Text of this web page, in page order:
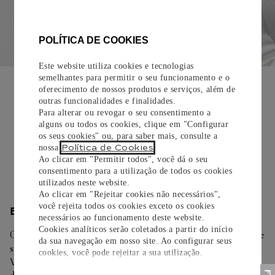
POLÍTICA DE COOKIES
Este website utiliza cookies e tecnologias
semelhantes para permitir o seu funcionamento e o
oferecimento de nossos produtos e serviços, além de
outras funcionalidades e finalidades.
Para alterar ou revogar o seu consentimento a
alguns ou todos os cookies, clique em "Configurar
os seus cookies" ou, para saber mais, consulte a
nossa Política de Cookies
Ao clicar em "Permitir todos", você dá o seu
consentimento para a utilização de todos os cookies
utilizados neste website.
Ao clicar em "Rejeitar cookies não necessários",
você rejeita todos os cookies exceto os cookies
necessários ao funcionamento deste website.
Cookies analíticos serão coletados a partir do início
da sua navegação em nosso site. Ao configurar seus
cookies, você pode rejeitar a sua utilização.
EMBALAGEM PARA PRESENTE
Todos os pedidos de nossa e-Boutique Cartier são
cuidadosamente embrulhados para presente e oferecem a
opção de adicionar um cartão personalizado.
Saiba mais
ENTREGA/DEVOLUÇÃO
Oferecemos diferentes opções de entrega. Selecione o envio de
sua preferência na finalização de seu pedido.
Você pode trocar ou devolver sua criação Cartier em até 30